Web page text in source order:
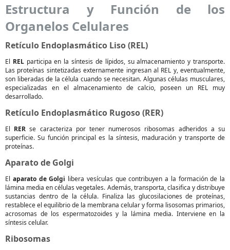
Estructura y Función de los
Organelos Celulares
Retículo Endoplasmático Liso (REL)
El RELparticipa en la síntesis de lípidos, su almacenamiento y transporte.
Las proteínas sintetizadas externamente ingresan al REL y, eventualmente,
son liberadas de la célula cuando se necesitan. Algunas células musculares,
especializadas en el almacenamiento de calcio, poseen un REL muy
desarrollado.
Retículo Endoplasmático Rugoso (RER)
El RER se caracteriza por tener numerosos ribosomas adheridos a su
superficie. Su función principal es la síntesis, maduración y transporte de
proteínas.
Aparato de Golgi
El aparato de Golgi libera vesículas que contribuyen a la formación de la
lámina media en células vegetales. Además, transporta, clasifica y distribuye
sustancias dentro de la célula. Finaliza las glucosilaciones de proteínas,
restablece el equilibrio de la membrana celular y forma lisosomas primarios,
acrosomas de los espermatozoides y la lámina media. Interviene en la
síntesis celular.
Ribosomas